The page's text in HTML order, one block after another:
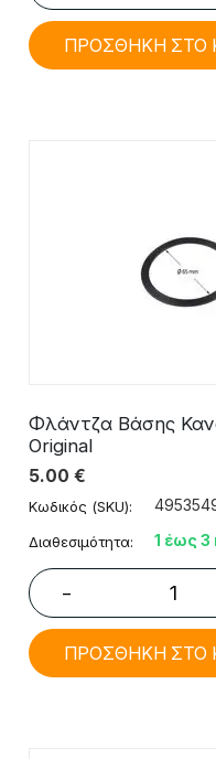
ΠΡΟΣΘΗΚΗ ΣΤΟ
Φλάντζα Βάσης
Original
5.00 €
Κωδικός (SKU):
Διαθεσιμότητα: 1 έως 3
−
ΠΡΟΣΘΗΚΗ ΣΤΟ